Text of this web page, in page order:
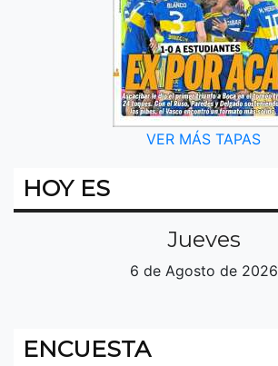
VER MÁS TAPAS
HOY ES
Jueves
6 de Agosto de 2026
ENCUESTA